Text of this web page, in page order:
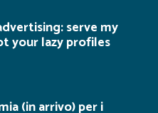
serve my
your lazy profiles
(in arrivo) per i